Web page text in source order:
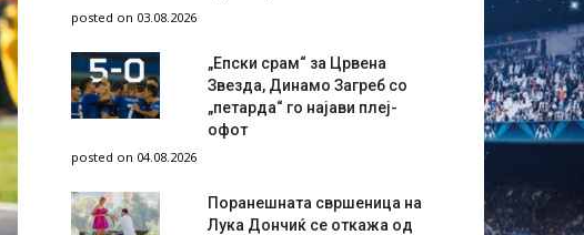
posted on 03.08.2026
„Епски срам“ за Црвена
Звезда, Динамо Загреб со
„петарда“ го најави плеј-
офот
posted on 04.08.2026
Поранешната свршеница на
Лука Дончиќ се откажа од